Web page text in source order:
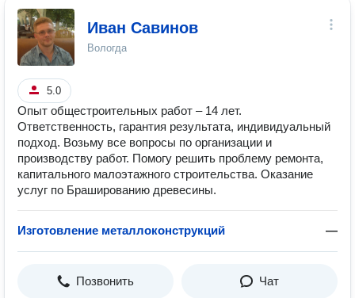
Иван Савинов
Вологда
5.0
Опыт общестроительных работ – 14 лет.
Ответственность, гарантия результата, индивидуальный
подход. Возьму все вопросы по организации и
производству работ. Помогу решить проблему ремонта,
капитального малоэтажного строительства. Оказание
услуг по Брашированию древесины.
Изготовление металлоконструкций —
Позвонить Чат